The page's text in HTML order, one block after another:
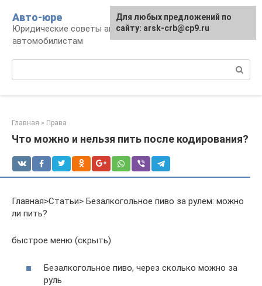
контенту
Авто-юре
Юридические советы автовладельцам и
автомобилистам
Главная » Права
Что можно и нельзя пить после кодирования?
Главная>Статьи> Безалкогольное пиво за рулем: можно
ли пить?
быстрое меню (скрыть)
Безалкогольное пиво, через сколько можно за
руль
Для любых предложений по
сайту: arsk-crb@cp9.ru